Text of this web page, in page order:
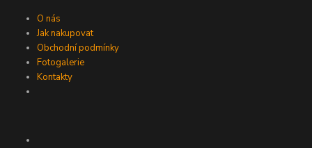
O nás
Jak nakupovat
Obchodní podmínky
Fotogalerie
Kontakty